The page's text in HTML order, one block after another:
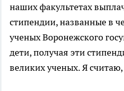
наших факультетах
стипендии, названные в
ученых Воронежского
дети, получая эти
великих ученых. Я